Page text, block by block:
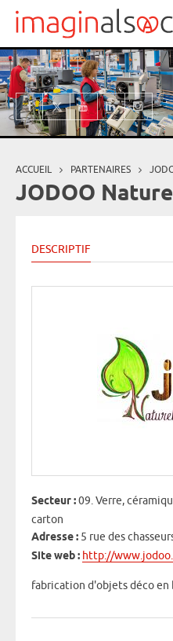
Aller au contenu principal
Vous êtes ici
ACCUEIL PARTENAIRES
JODOO
DESCRIPTIF
Secteur :09. Verre,
carton
Adresse : 5 rue des
Site web : http://
fabrication d'objets déco en
Panneau de gestion des cookies